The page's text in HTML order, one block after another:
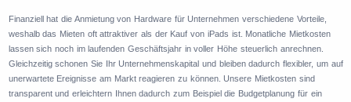
Finanziell hat die Anmietung von Hardware für Unternehmen verschiedene Vorteile,
weshalb das Mieten oft attraktiver als der Kauf von iPads ist. Monatliche Mietkosten
lassen sich noch im laufenden Geschäftsjahr in voller Höhe steuerlich anrechnen.
Gleichzeitig schonen Sie Ihr Unternehmenskapital und bleiben dadurch flexibler, um auf
unerwartete Ereignisse am Markt reagieren zu können. Unsere Mietkosten sind
transparent und erleichtern Ihnen dadurch zum Beispiel die Budgetplanung für ein